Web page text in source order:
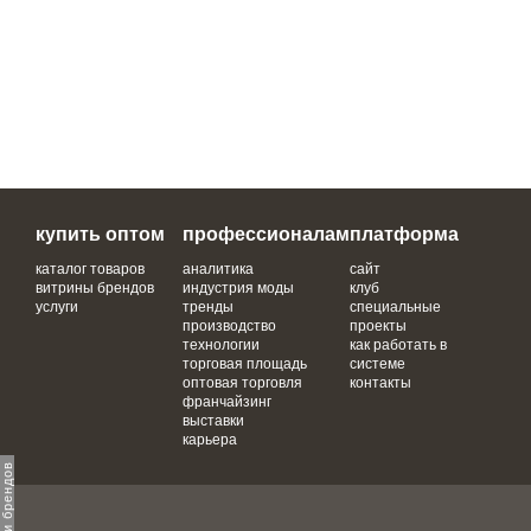
купить оптом
каталог товаров
витрины брендов
услуги
профессионалам
аналитика
индустрия моды
тренды
производство
технологии
торговая площадь
оптовая торговля
франчайзинг
выставки
карьера
платформа
сайт
клуб
специальные
проекты
как работать в
системе
контакты